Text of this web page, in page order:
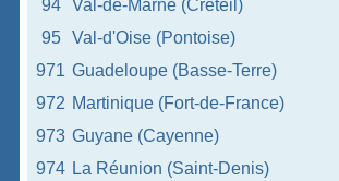
94
Val-de-Marne (Créteil)
95
Val-d'Oise (Pontoise)
971 Guadeloupe (Basse-Terre)
972 Martinique (Fort-de-France)
973 Guyane (Cayenne)
974 La Réunion (Saint-Denis)